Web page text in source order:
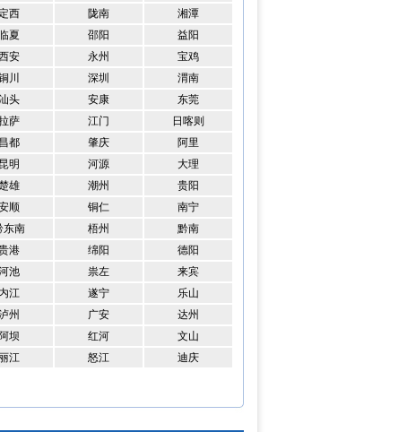
定西 陇南
湘潭
夏 邵阳
益阳
安 永州
宝鸡
川 深圳
渭南
头 安康
东莞
萨 江门
日喀则
昌都 肇庆
阿里
昆明 河源
大理
雄 潮州
贵阳
顺 铜仁
南宁
东南 梧州
黔南
港 绵阳
德阳
池 祟左
来宾
内江 遂宁
乐山
州 广安
达州
阿坝 红河
文山
江 怒江
迪庆